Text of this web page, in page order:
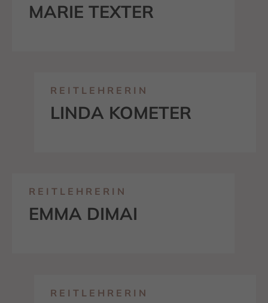
MARIE TEXTER
REITLEHRERIN
LINDA KOMETER
REITLEHRERIN
EMMA DIMAI
REITLEHRERIN